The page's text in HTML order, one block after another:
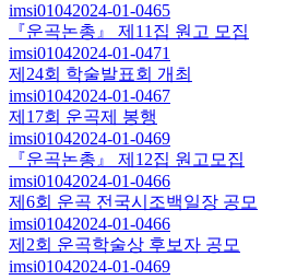
imsi01042024-01-0465
『운곡논총』 제11집 원고 모집
imsi01042024-01-0471
제24회 학술발표회 개최
imsi01042024-01-0467
제17회 운곡제 봉행
imsi01042024-01-0469
『운곡논총』 제12집 원고모집
imsi01042024-01-0466
제6회 운곡 전국시조백일장 공모
imsi01042024-01-0466
제2회 운곡학술상 후보자 공모
imsi01042024-01-0469